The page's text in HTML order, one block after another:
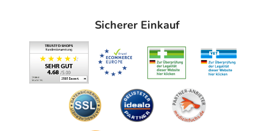
Sicherer Einkauf